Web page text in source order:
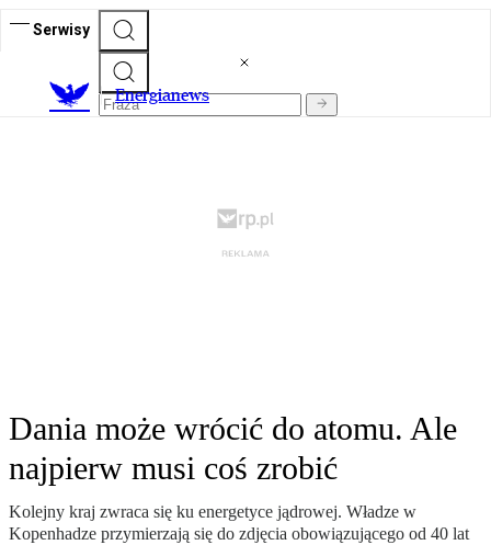
Serwisy
Energianews
Dania może wrócić do atomu. Ale
najpierw musi coś zrobić
Kolejny kraj zwraca się ku energetyce jądrowej. Władze w
Kopenhadze przymierzają się do zdjęcia obowiązującego od 40 lat